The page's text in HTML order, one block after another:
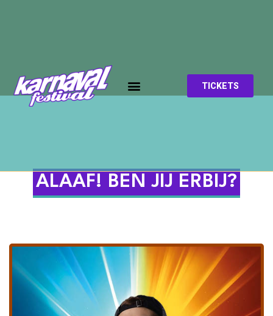
TICKETS
ALAAF! BEN JIJ ERBIJ?